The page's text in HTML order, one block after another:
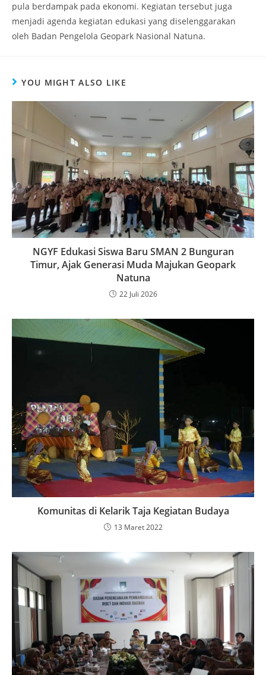
pula berdampak pada ekonomi. Kegiatan tersebut juga
menjadi agenda kegiatan edukasi yang diselenggarakan
oleh Badan Pengelola Geopark Nasional Natuna.
YOU MIGHT ALSO LIKE
NGYF Edukasi Siswa Baru SMAN 2 Bunguran
Timur, Ajak Generasi Muda Majukan Geopark
Natuna
22 Juli 2026
Komunitas di Kelarik Taja Kegiatan Budaya
13 Maret 2022